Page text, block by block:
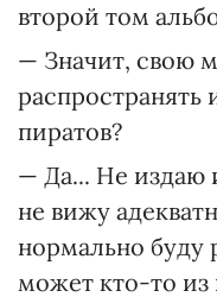
второй том
— Значит, свою
распространять
пиратов?
— Да... Не издаю
не вижу
нормально буду
может кто-то из